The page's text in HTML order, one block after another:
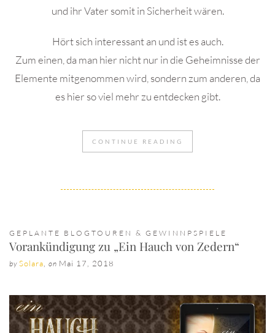
und ihr Vater somit in Sicherheit wären.
Hört sich interessant an und ist es auch.
Zum einen, da man hier nicht nur in die Geheimnisse der
Elemente mitgenommen wird, sondern zum anderen, da
es hier so viel mehr zu entdecken gibt.
CONTINUE READING
GEPLANTE BLOGTOUREN & GEWINNPSPIELE
Vorankündigung zu „Ein Hauch von Zedern“
by Solara on Mai 17, 2018